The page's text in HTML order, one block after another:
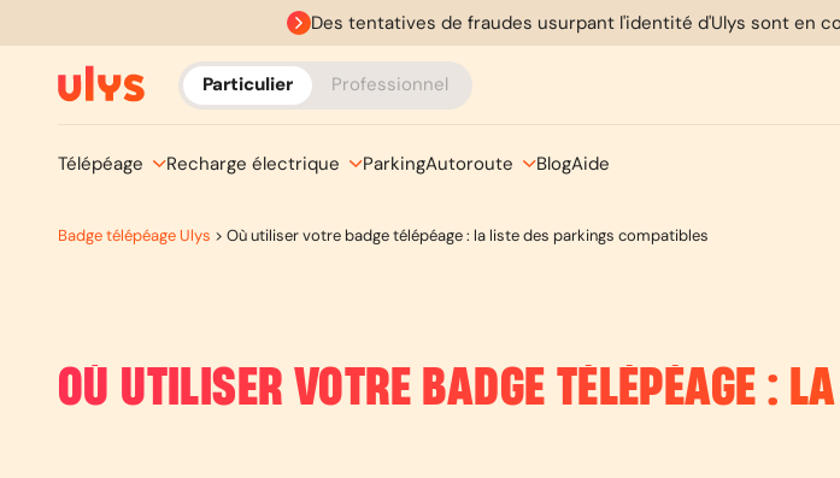
Des tentatives de fraudes usurpant l'identité d'Ulys sont en
Particulier Professionnel
Télépéage Recharge électrique ParkingAutoroute BlogAide
Badge télépéage Ulys > Où utiliser votre badge télépéage : la liste des parkings compatibles
OÙ UTILISER VOTRE BADGE TÉLÉPÉAGE :